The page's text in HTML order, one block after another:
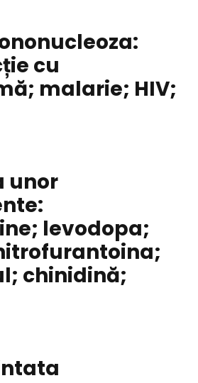
cu
malarie; HIV;
unor
levodopa;
chinidină;